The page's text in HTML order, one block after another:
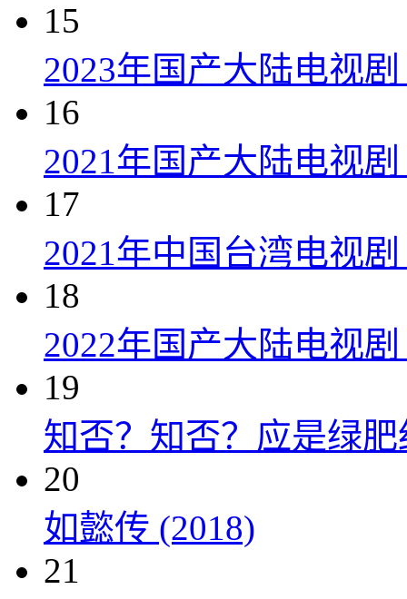
15
2023年国产大陆电视
16
2021年国产大陆电视
17
2021年中国台湾电视
18
2022年国产大陆电视
19
知否？知否？应是绿肥
20
如懿传 (2018)
21